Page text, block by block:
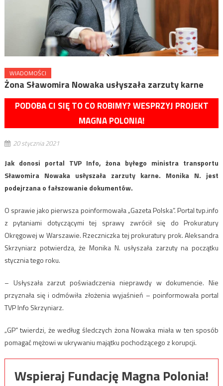
WIADOMOŚCI
Żona Sławomira Nowaka usłyszała zarzuty karne
PODOBA CI SIĘ TO CO ROBIMY? WESPRZYJ PROJEKT
MAGNA POLONIA!
20 stycznia 2021
Jak donosi portal TVP Info, żona byłego ministra transportu
Sławomira Nowaka usłyszała zarzuty karne. Monika N. jest
podejrzana o fałszowanie dokumentów.
O sprawie jako pierwsza poinformowała „Gazeta Polska”. Portal tvp.info
z pytaniami dotyczącymi tej sprawy zwrócił się do Prokuratury
Okręgowej w Warszawie. Rzeczniczka tej prokuratury prok. Aleksandra
Skrzyniarz potwierdza, że Monika N. usłyszała zarzuty na początku
stycznia tego roku.
– Usłyszała zarzut poświadczenia nieprawdy w dokumencie. Nie
przyznała się i odmówiła złożenia wyjaśnień – poinformowała portal
TVP Info Skrzyniarz.
„GP” twierdzi, że według śledczych żona Nowaka miała w ten sposób
pomagać mężowi w ukrywaniu majątku pochodzącego z korupcji.
Wspieraj Fundację Magna Polonia!